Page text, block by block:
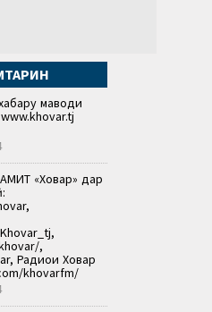
маводи
«Ховар» дар
,
Радиои Ховар
khovarfm/